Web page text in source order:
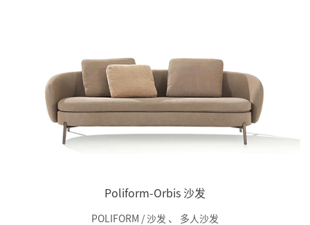
Poliform-Orbis 沙发
POLIFORM / 沙发 、 多人沙发